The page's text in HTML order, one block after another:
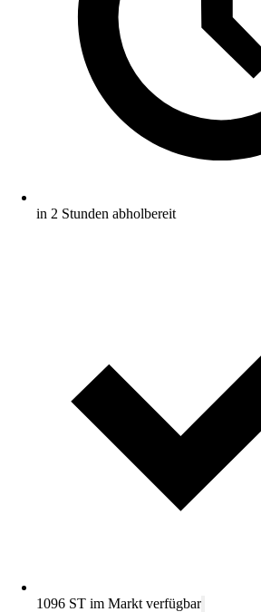
in 2 Stunden abholbereit
1096 ST im Markt verfügbar